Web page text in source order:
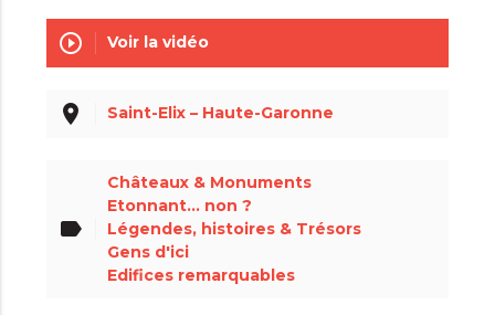
play_circle_outline Voir la vidéo
place Saint-Elix – Haute-Garonne
label
Châteaux & Monuments
Etonnant... non ?
Légendes, histoires & Trésors
Gens d'ici
Edifices remarquables